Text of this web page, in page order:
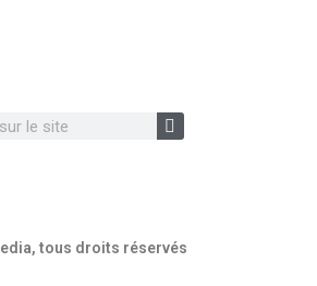
tous droits réservés